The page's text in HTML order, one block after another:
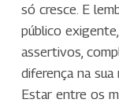
só cresce. E
público
assertivos,
diferença na
Estar entre os